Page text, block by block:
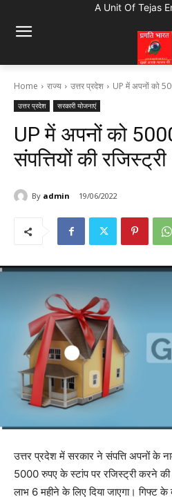
A Unit Of Tejas
Home राज्य उत्तर प्रदेश UP में अपनों को
उत्तर प्रदेश सरकारी योजनाएं
UP में अपनों को
संपत्तियों की रजिस्ट्री
By admin 19/06/2022
उत्तर प्रदेश में सरकार ने संपत्ति अपनों के
5000 रुपए के स्टांप पर रजिस्ट्री करने
लाभ 6 महीने के लिए दिया जाएगा। गिफ्ट के